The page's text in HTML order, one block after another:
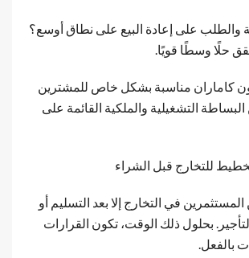
والطلب على إعادة البيع على نطاق أوسع؟
حلًا وسطًا قويًا.
كاماران مناسبة بشكل خاص للمشترين
التشغيلية والملكية القائمة على
المستثمرين في التخارج إلا بعد التسليم أو
بحلول ذلك الوقت، تكون القرارات
بالفعل.